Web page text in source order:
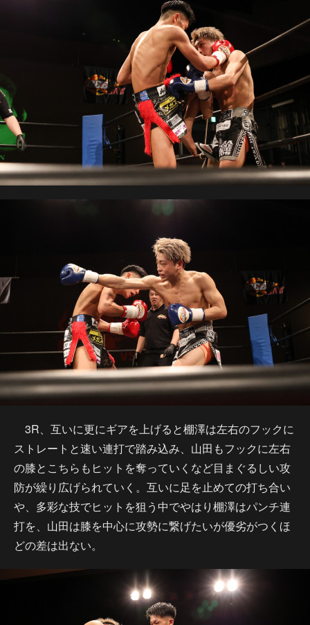
3R、互いに更にギアを上げると棚澤は左右のフックに
ストレートと速い連打で踏み込み、山田もフックに左右
の膝とこちらもヒットを奪っていくなど目まぐるしい攻
防が繰り広げられていく。互いに足を止めての打ち合い
や、多彩な技でヒットを狙う中でやはり棚澤はパンチ連
打を、山田は膝を中心に攻勢に繋げたいが優劣がつくほ
どの差は出ない。